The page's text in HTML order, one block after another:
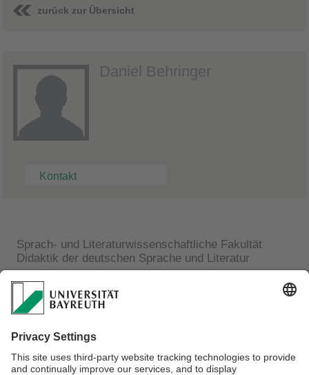
zurück zur Übersicht
Daniel Behringer
Kontakt
Sprach- und Literaturwissenschaftliche Fakultät
Didaktik der deutschen Sprache und Literatur
Daniel Behringer
Universitätsstraße 30
Gebäude: GW I Raum: 0.15
95447 Bayreuth
Telefon: +49 (0)921 55-3635